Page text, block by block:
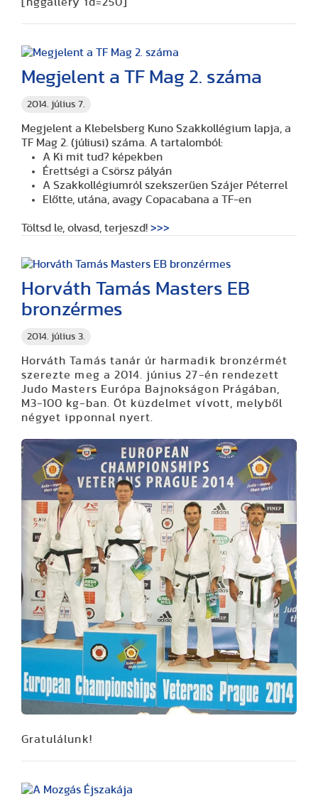
2014. július 7.
Megjelent a TF Mag 2. száma
Megjelent a Klebelsberg Kuno Szakkollégium lapja, a
TF Mag 2. (júliusi) száma. A tartalomból:
A Ki mit tud? képekben
Érettségi a Csörsz pályán
A Szakkollégiumról szekszerűen Szájer Péterrel
Előtte, utána, avagy Copacabana a TF-en
Töltsd le, olvasd, terjeszd! >>>
2014. július 3.
Horváth Tamás Masters EB
bronzérmes
Horváth Tamás tanár úr harmadik bronzérmét
szerezte meg a 2014. június 27-én rendezett
Judo Masters Európa Bajnokságon Prágában,
M3-100 kg-ban. Öt küzdelmet vívott, melyből
négyet ipponnal nyert.
Gratulálunk!